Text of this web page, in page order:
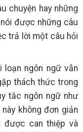
chuyện hay những
được những câu
trả lời một câu hỏi
loạn ngôn ngữ vẫn
thách thức trong
tắc ngôn ngữ như
không đơn giản
được can thiệp và